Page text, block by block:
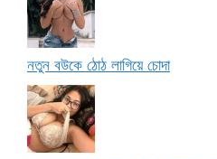
নতুন বউকে ঠোঠ লাগিয়ে চোদা